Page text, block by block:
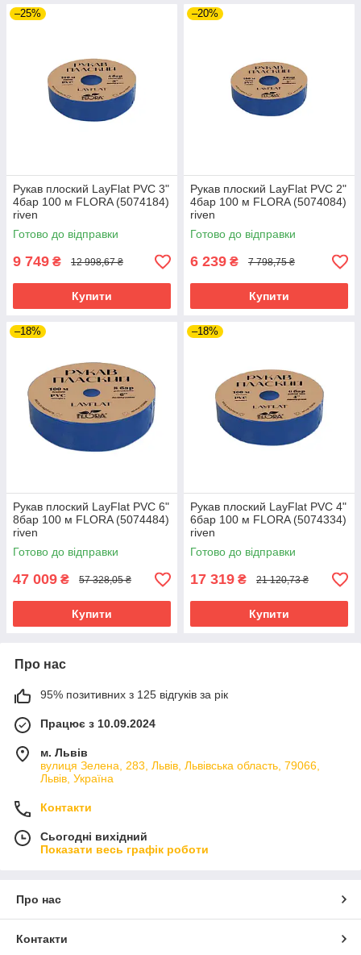
–25%
Рукав плоский LayFlat PVC 3"
4бар 100 м FLORA (5074184)
riven
Готово до відправки
9 749 ₴ 12 998,67 ₴
Купити
–20%
Рукав плоский LayFlat PVC 2"
4бар 100 м FLORA (5074084)
riven
Готово до відправки
6 239 ₴ 7 798,75 ₴
Купити
–18%
Рукав плоский LayFlat PVC 6"
8бар 100 м FLORA (5074484)
riven
Готово до відправки
47 009 ₴ 57 328,05 ₴
Купити
–18%
Рукав плоский LayFlat PVC 4"
6бар 100 м FLORA (5074334)
riven
Готово до відправки
17 319 ₴ 21 120,73 ₴
Купити
Про нас
95% позитивних з 125 відгуків за рік
Працює з 10.09.2024
м. Львів
вулиця Зелена, 283, Львів, Львівська область, 79066,
Львів, Україна
Контакти
Сьогодні вихідний
Показати весь графік роботи
Про нас
Контакти